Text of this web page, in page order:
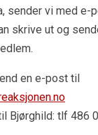
sender vi med e-
skrive ut og
en e-post til
Bjørghild: tlf 486